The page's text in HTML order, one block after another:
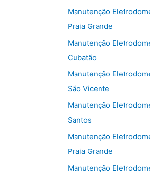
Manutenção
Praia Grande
Manutenção
Cubatão
Manutenção
São Vicente
Manutenção
Santos
Manutenção
Praia Grande
Manutenção